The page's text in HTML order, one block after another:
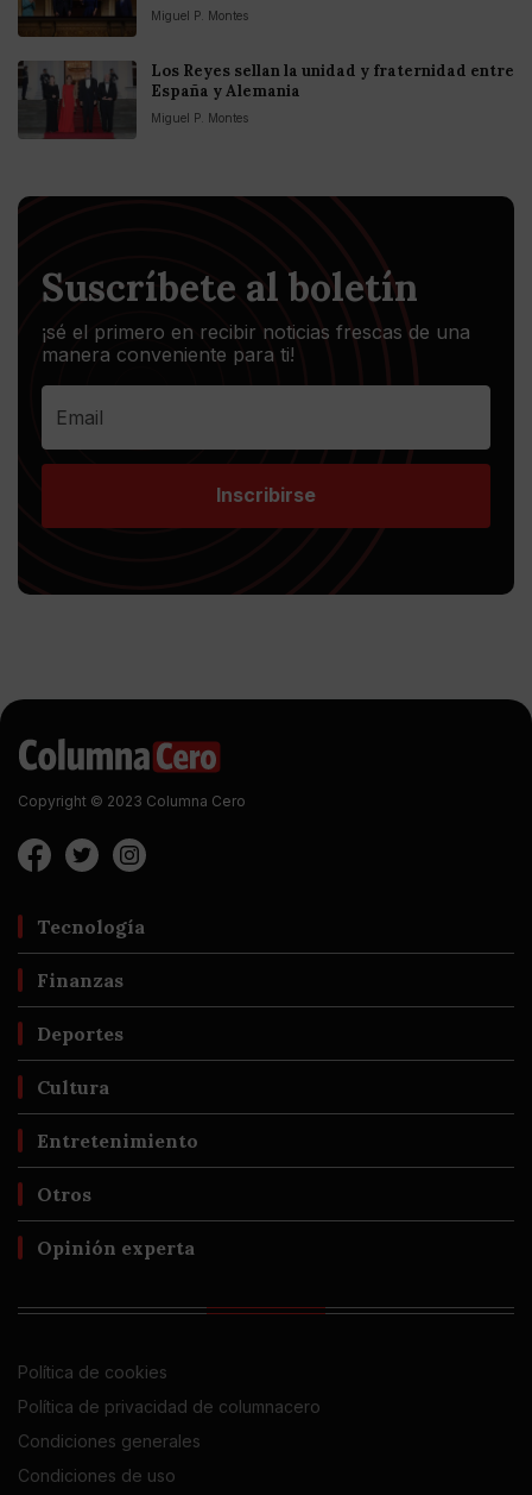
Miguel P. Montes
Los Reyes sellan la unidad y fraternidad entre
España y Alemania
Miguel P. Montes
Suscríbete al boletín
¡sé el primero en recibir noticias frescas de una
manera conveniente para ti!
Inscribirse
Copyright © 2023 Columna Cero
Tecnología
Finanzas
Deportes
Cultura
Entretenimiento
Otros
Opinión experta
Política de cookies
Política de privacidad de columnacero
Condiciones generales
Condiciones de uso